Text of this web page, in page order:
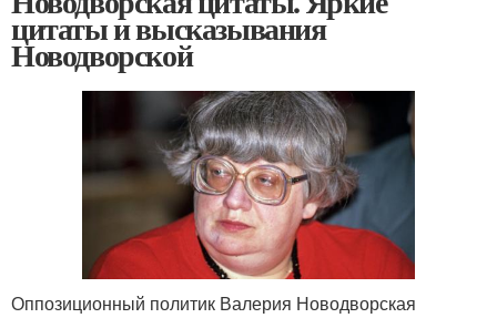
цитаты и высказывания
Новодворской
Оппозиционный политик Валерия Новодворская